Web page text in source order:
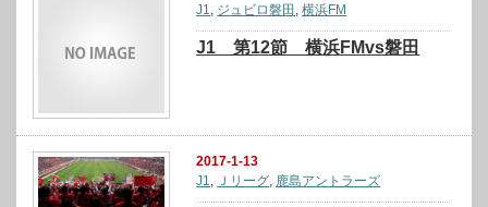
J1, ジュビロ磐田 ,横浜FM
J1 第12節 横浜FMvs磐田
2017-1-13
J1
Ｊリーグ 鹿島アントラーズ